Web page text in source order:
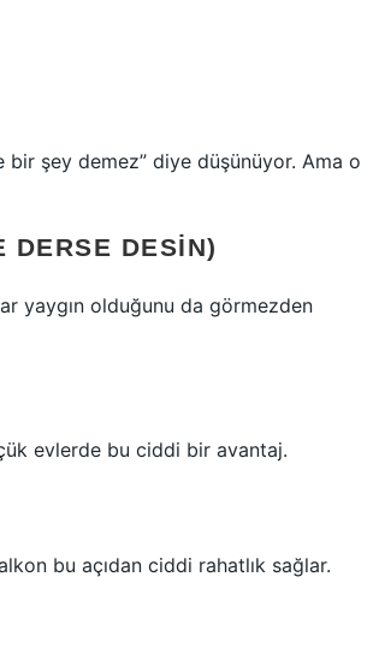
bir şey demez” diye düşünüyor. Ama o
DERSE DESIN)
yaygın olduğunu da görmezden
evlerde bu ciddi bir avantaj.
bu açıdan ciddi rahatlık sağlar.